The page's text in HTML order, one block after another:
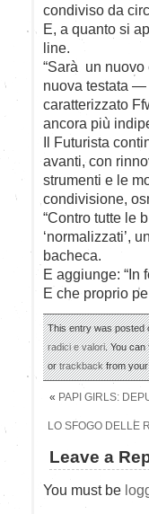
condiviso da
E, a quanto si
line.
“Sarà un
nuova testata —
caratterizzato
ancora più
Il Futurista
avanti, con
strumenti e le
condivisione,
“Contro tutte le
‘normalizzati’,
bacheca.
E aggiunge: “In
E che proprio
This entry was posted
radici e valori. You
ortrackbackfrom your
« PAPI GIRLS:
LO SFOGO DELLE
Leave a
You must be